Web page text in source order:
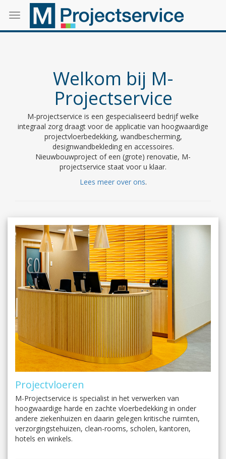
Toggle
navigation
Welkom bij M-
Projectservice
M-projectservice is een gespecialiseerd bedrijf welke
integraal zorg draagt voor de applicatie van hoogwaardige
projectvloerbedekking, wandbescherming,
designwandbekleding en accessoires.
Nieuwbouwproject of een (grote) renovatie, M-
projectservice staat voor u klaar.
Lees meer over ons.
Projectvloeren
M-Projectservice is specialist in het verwerken van
hoogwaardige harde en zachte vloerbedekking in onder
andere ziekenhuizen en daarin gelegen kritische ruimten,
verzorgingstehuizen, clean-rooms, scholen, kantoren,
hotels en winkels.